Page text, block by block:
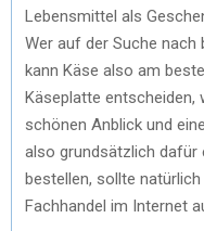
Lebensmittel als
Wer auf der Suche nach
kann Käse also am
Käseplatte entscheiden,
schönen Anblick und
also grundsätzlich dafür
bestellen, sollte
Fachhandel im Internet